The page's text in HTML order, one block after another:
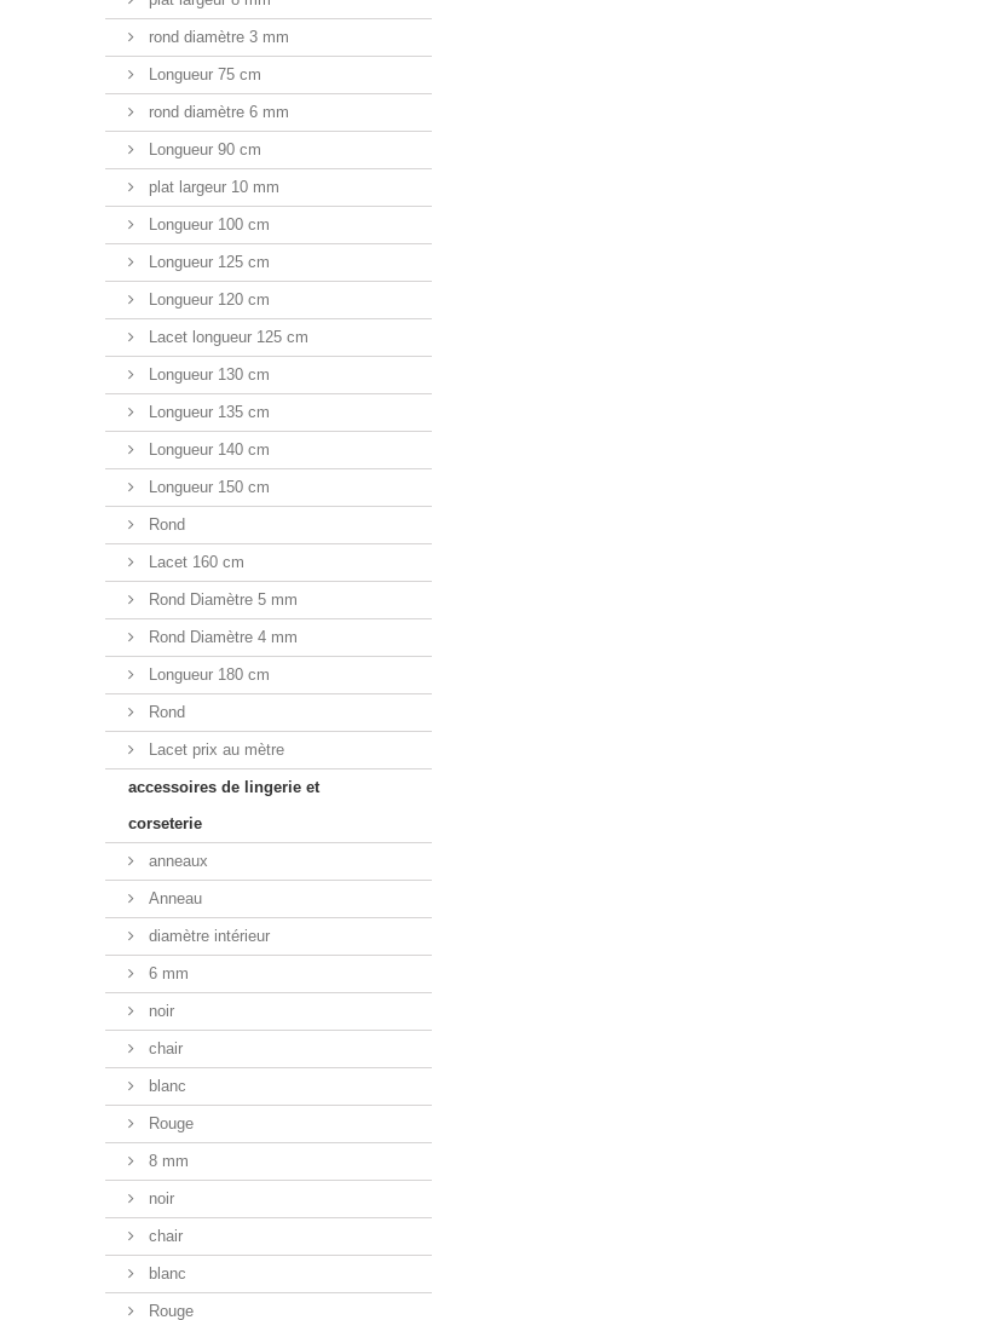
rond diamètre 3 mm
Longueur 75 cm
rond diamètre 6 mm
Longueur 90 cm
plat largeur 10 mm
Longueur 100 cm
Longueur 125 cm
Longueur 120 cm
Lacet longueur 125 cm
Longueur 130 cm
Longueur 135 cm
Longueur 140 cm
Longueur 150 cm
Rond
Lacet 160 cm
Rond Diamètre 5 mm
Rond Diamètre 4 mm
Longueur 180 cm
Rond
Lacet prix au mètre
accessoires de lingerie et
corseterie
anneaux
Anneau
diamètre intérieur
6 mm
noir
chair
blanc
Rouge
8 mm
noir
chair
blanc
Rouge